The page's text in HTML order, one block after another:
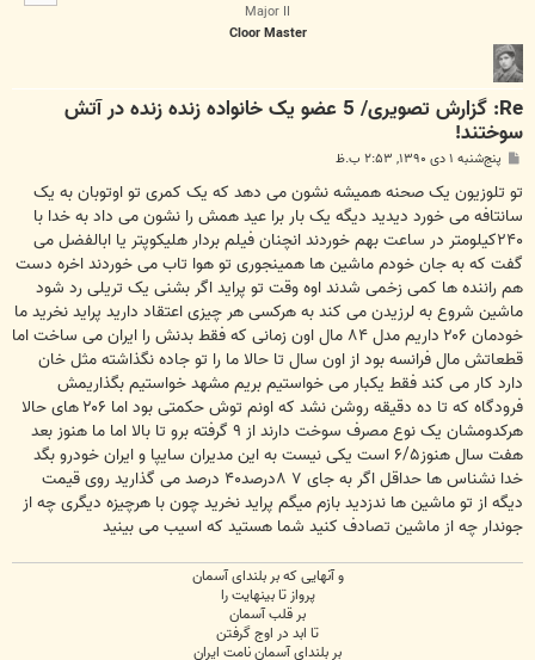
Major II
Cloor Master
Re: گزارش تصویری/ 5 عضو یک خانواده زنده زنده در آتش
سوختند!
پ
ت
پنج‌شنبه ۱ دی ۱۳۹۰, ۲:۵۳ ب.ظ
تو تلوزیون یک صحنه همیشه نشون می دهد که یک کمری تو اوتوبان به یک
سانتافه می خورد دیدید دیگه یک بار برا عید همش را نشون می داد به خدا با
۲۴۰کیلومتر در ساعت بهم خوردند انچنان فیلم بردار هلیکوپتر یا ابالفضل می
گفت که به جان خودم ماشین ها همینجوری تو هوا تاب می خوردند اخره دست
هم راننده ها کمی زخمی شدند اوه وقت تو پراید اگر بشنی یک تریلی رد شود
ماشین شروع به لرزیدن می کند به هرکسی هر چیزی اعتقاد دارید پراید نخرید ما
خودمان ۲۰۶ داریم مدل ۸۴ مال اون زمانی که فقط بدنش را ایران می ساخت اما
قطعاتش مال فرانسه بود از اون سال تا حالا ما را تو جاده نگذاشته مثل خان
دارد کار می کند فقط یکبار می خواستیم بریم مشهد خواستیم بگذاریمش
فرودگاه که تا ده دقیقه روشن نشد که اونم توش حکمتی بود اما ۲۰۶ های حالا
هرکدومشان یک نوع مصرف سوخت دارند از ۹ گرفته برو تا بالا اما ما هنوز بعد
هفت سال هنوز۶/۵ است یکی نیست به این مدیران سایپا و ایران خودرو بگد
خدا نشناس ها حداقل اگر به جای ۷ ۸درصد۴۰ درصد می گذارید روی قیمت
دیگه از تو ماشین ها ندزدید بازم میگم پراید نخرید چون با هرچیزه دیگری چه از
جوندار چه از ماشین تصادف کنید شما هستید که اسیب می بینید
و آنهایی که بر بلندای آسمان
پرواز تا بینهایت را
بر قلب آسمان
تا ابد در اوج گرفتن
بر بلندای آسمان نامت ایران